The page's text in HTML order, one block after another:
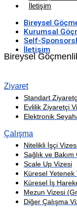
İletişim
Bireysel
Kurumsal
Self-
İletişim
Bireysel
Ziyaret
Standart
Evlilik Ziyaretçi
Elektronik
Çalışma
Nitelikli İşçi
Sağlık ve Bakım
Scale Up Vizesi
Küresel Yetenek
Küresel İş
Mezun Vizesi
Diğer Çalışma